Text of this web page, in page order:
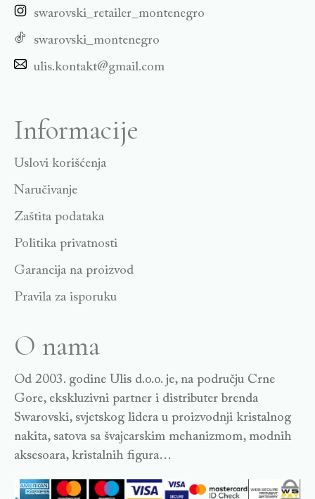
swarovski_retailer_montenegro
swarovski_montenegro
ulis.kontakt@gmail.com
Informacije
Uslovi korišćenja
Naručivanje
Zaštita podataka
Politika privatnosti
Garancija na proizvod
Pravila za isporuku
O nama
Od 2003. godine Ulis d.o.o. je, na području Crne
Gore, ekskluzivni partner i distributer brenda
Swarovski, svjetskog lidera u proizvodnji kristalnog
nakita, satova sa švajcarskim mehanizmom, modnih
aksesoara, kristalnih figura…